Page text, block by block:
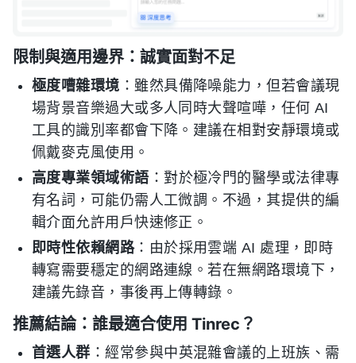
限制與適用邊界：誠實面對不足
極度嘈雜環境 ：雖然具備降噪能力，但若會議現
場背景音樂過大或多人同時大聲喧嘩，任何 AI
工具的識別率都會下降。建議在相對安靜環境或
佩戴麥克風使用。
高度專業領域術語 ：對於極冷門的醫學或法律專
有名詞，可能仍需人工微調。不過，其提供的編
輯介面允許用戶快速修正。
即時性依賴網路：由於採用雲端 AI 處理，即時
轉寫需要穩定的網路連線。若在無網路環境下，
建議先錄音，事後再上傳轉錄。
推薦結論：誰最適合使用 Tinrec？
首選人群 ：經常參與中英混雜會議的上班族、需